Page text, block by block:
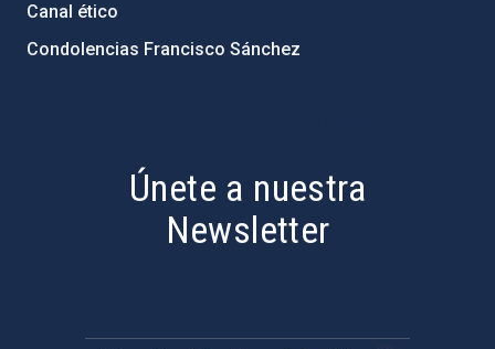
Canal ético
Condolencias Francisco Sánchez
Únete a nuestra
Newsletter